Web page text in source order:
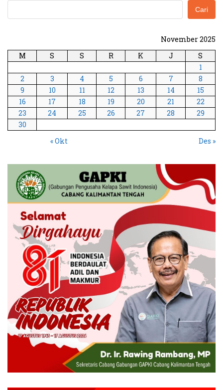
Cari
November 2025
M
S S R K J
S
1
2
3 4 5 6 7
8
9
10 11 12 13 14
15
16
17 18 19 20 21
22
23
24 25 26 27 28
29
30
« Okt
Des »